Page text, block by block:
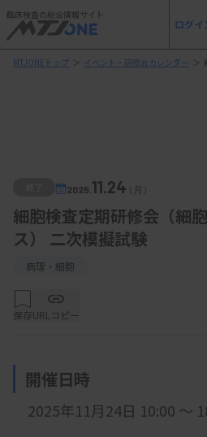
臨床検査の総合情報サイト
ログイ
MTJONEトップ ＞ イベント・研修会カレンダー ＞
2025. 11.24（月）
細胞検査定期研修会（細
ス） 二次模擬試験
病理・細胞
保存URLコピー
開催日時
2025年11月24日 10:00 ～